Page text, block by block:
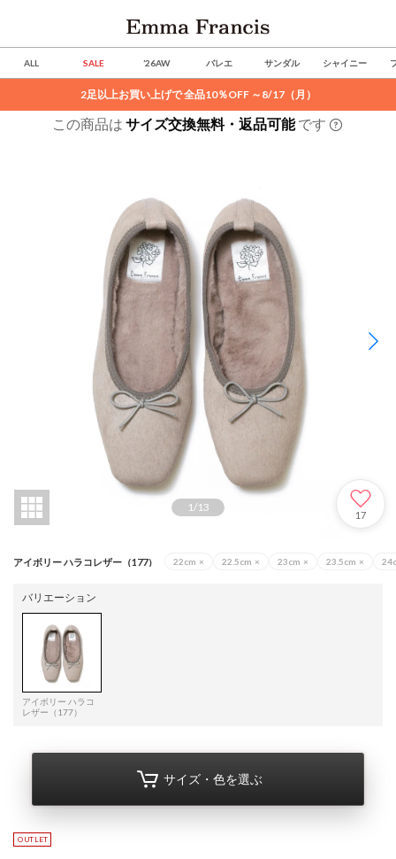
ALL SALE ’26AW バレエ サンダル シャイニー
2足以上お買い上げで 全品10％OFF ～8/17（月）
この商品は サイズ交換無料・返品可能です
1/13
17
アイボリー ハラコレザー（177） 22cm × 22.5cm × 23cm × 23.5cm ×
バリエーション
アイボリー ハラコ
レザー（177）
サイズ・色を選ぶ